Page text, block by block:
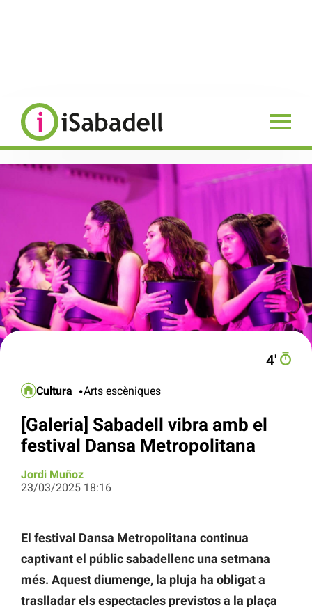
4′
Cultura Arts escèniques
[Galeria] Sabadell vibra amb el
festival Dansa Metropolitana
Jordi Muñoz
23/03/2025 18:16
El festival Dansa Metropolitana continua
captivant el públic sabadellenc una setmana
més. Aquest diumenge, la pluja ha obligat a
traslladar els espectacles previstos a la plaça